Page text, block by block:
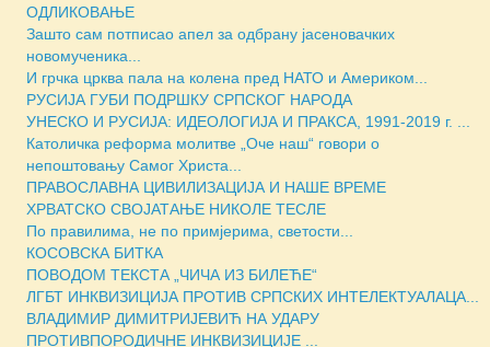
ОДЛИКОВАЊЕ
Зашто сам потписао апел за одбрану јасеновачких
новомученика...
И грчка црква пала на колена пред НАТО и Америком...
РУСИЈА ГУБИ ПОДРШКУ СРПСКОГ НАРОДА
УНЕСКО И РУСИЈА: ИДЕОЛОГИЈА И ПРАКСА, 1991-2019 г. ...
Католичка реформа молитве „Оче наш“ говори о
непоштовању Самог Христа...
ПРАВОСЛАВНА ЦИВИЛИЗАЦИЈА И НАШЕ ВРЕМЕ
ХРВАТСКО СВОЈАТАЊЕ НИКОЛЕ ТЕСЛЕ
По правилима, не по примјерима, светости...
КОСОВСКА БИТКА
ПОВОДОМ ТЕКСТА „ЧИЧА ИЗ БИЛЕЋЕ“
ЛГБТ ИНКВИЗИЦИЈА ПРОТИВ СРПСКИХ ИНТЕЛЕКТУАЛАЦА...
ВЛАДИМИР ДИМИТРИЈЕВИЋ НА УДАРУ
ПРОТИВПОРОДИЧНЕ ИНКВИЗИЦИЈЕ ...